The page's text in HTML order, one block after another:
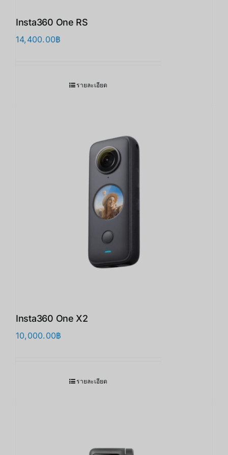
Insta360 One RS
14,400.00฿
รายละเอียด
Insta360 One X2
10,000.00฿
รายละเอียด